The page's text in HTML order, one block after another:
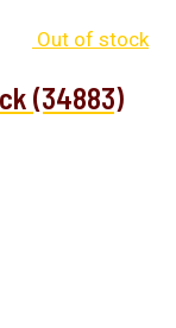
Out of stock
(34883)